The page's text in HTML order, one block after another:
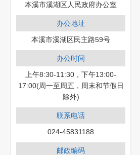
本溪市溪湖区人民政府办公室
办公地址
本溪市溪湖区民主路59号
办公时间
上午8:30-11:30，下午13:00-
17:00(周一至周五，周末和节假日
除外)
联系电话
024-45831188
邮政编码